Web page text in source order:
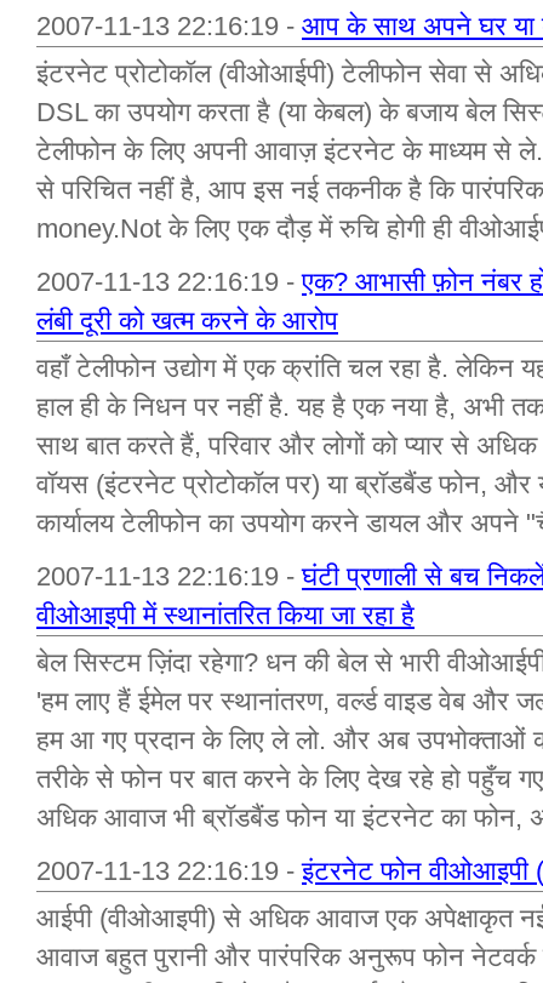
2007-11-13 22:16:19 - आप के साथ अपने घर या
इंटरनेट प्रोटोकॉल (वीओआईपी) टेलीफोन सेवा से
DSL का उपयोग करता है (या केबल) के बजाय बेल
टेलीफोन के लिए अपनी आवाज़ इंटरनेट के माध्यम से
से परिचित नहीं है, आप इस नई तकनीक है कि
money.Not के लिए एक दौड़ में रुचि होगी ही
2007-11-13 22:16:19 -एक? आभासी फ़ोन नंबर
लंबी दूरी को खत्म करने के आरोप
वहाँ टेलीफोन उद्योग में एक क्रांति चल रहा है. लेकिन
हाल ही के निधन पर नहीं है. यह है एक नया है, अभी
साथ बात करते हैं, परिवार और लोगों को प्यार से
वॉयस (इंटरनेट प्रोटोकॉल पर) या ब्रॉडबैंड फोन,
कार्यालय टेलीफोन का उपयोग करने डायल और अपने
2007-11-13 22:16:19 -घंटी प्रणाली से बच
वीओआइपी में स्थानांतरित किया जा रहा है
बेल सिस्टम ज़िंदा रहेगा? धन की बेल से भारी
'हम लाए हैं ईमेल पर स्थानांतरण, वर्ल्ड वाइड वेब और
हम आ गए प्रदान के लिए ले लो. और अब
तरीके से फोन पर बात करने के लिए देख रहे हो पहुँच
अधिक आवाज भी ब्रॉडबैंड फोन या इंटरनेट का फोन,
2007-11-13 22:16:19 -इंटरनेट फोन वीओआइपी
आईपी (वीओआइपी) से अधिक आवाज एक अपेक्षाकृत
आवाज बहुत पुरानी और पारंपरिक अनुरूप फोन